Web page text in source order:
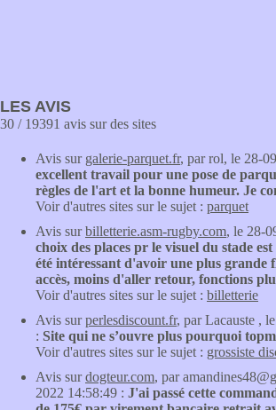
LES AVIS
30 / 19391 avis sur des sites
Avis sur galerie-parquet.fr, par rol, le 28-
excellent travail pour une pose de
règles de l'art et la bonne humeur. Je
Voir d'autres sites sur le sujet : parquet
Avis surbilletterie.asm-rugby.com, le 28-
choix des places pr le visuel du stade
été intéressant d'avoir une plus grande
accès, moins d'aller retour, fonctions
Voir d'autres sites sur le sujet : billetterie
Avis surperlesdiscount.fr, par Lacauste ,
: Site qui ne s’ouvre plus pourquoi
Voir d'autres sites sur le sujet : grossiste
Avis surdogteur.com, par
2022 14:58:49 : J'ai passé cette